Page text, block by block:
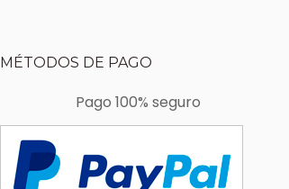
MÉTODOS DE PAGO
Pago 100% seguro